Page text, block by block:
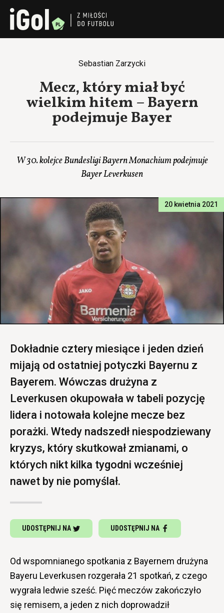
Sebastian Zarzycki
Mecz, który miał być
wielkim hitem – Bayern
podejmuje Bayer
W 30. kolejce Bundesligi Bayern Monachium podejmuje
Bayer Leverkusen
20 kwietnia 2021
Dokładnie cztery miesiące i jeden dzień
mijają od ostatniej potyczki Bayernu z
Bayerem. Wówczas drużyna z
Leverkusen okupowała w tabeli pozycję
lidera i notowała kolejne mecze bez
porażki. Wtedy nadszedł niespodziewany
kryzys, który skutkował zmianami, o
których nikt kilka tygodni wcześniej
nawet by nie pomyślał.
UDOSTĘPNIJ NA UDOSTĘPNIJ NA
Od wspomnianego spotkania z Bayernem drużyna
Bayeru Leverkusen rozgerała 21 spotkań, z czego
wygrała ledwie sześć. Pięć meczów zakończyło
się remisem, a jeden z nich doprowadził